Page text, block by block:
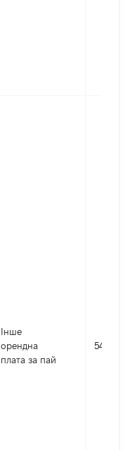
Інше
орендна
плата за пай
54976